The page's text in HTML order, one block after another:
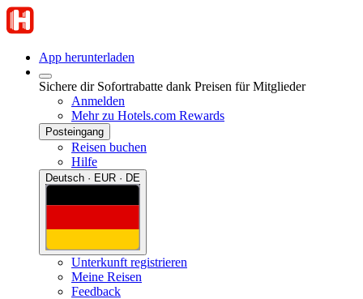
App herunterladen
Sichere dir Sofortrabatte dank Preisen für Mitglieder
Anmelden
Mehr zu Hotels.com Rewards
Posteingang
Reisen buchen
Hilfe
Deutsch · EUR · DE
Unterkunft registrieren
Meine Reisen
Feedback